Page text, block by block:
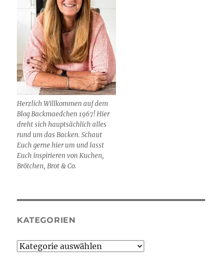
Herzlich Willkommen auf dem
Blog Backmaedchen 1967! Hier
dreht sich hauptsächlich alles
rund um das Backen. Schaut
Euch gerne hier um und lasst
Euch inspirieren von Kuchen,
Brötchen, Brot & Co.
KATEGORIEN
Kategorien